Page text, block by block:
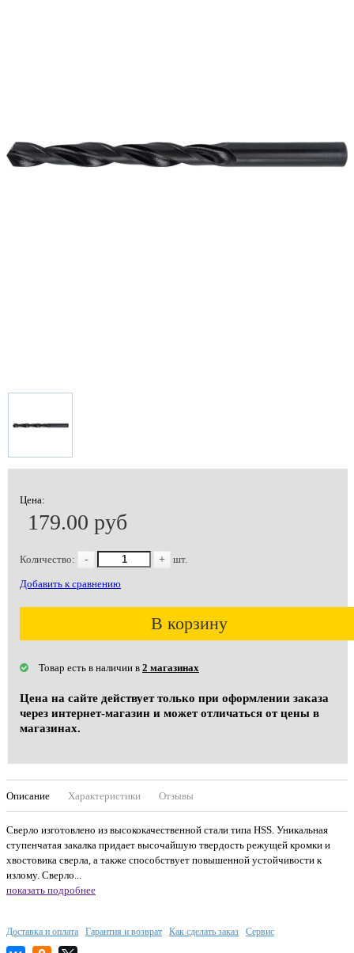
Цена:
179.00 руб
Количество: - + шт.
Добавить к сравнению
В корзину
Товар есть в наличии в 2 магазинах
Цена на сайте действует только при оформлении заказа
через интернет-магазин и может отличаться от цены в
магазинах.
Описание Характеристики Отзывы
Сверло изготовлено из высококачественной стали типа HSS. Уникальная
ступенчатая закалка придает высочайшую твердость режущей кромки и
хвостовика сверла, а также способствует повышенной устойчивости к
излому. Сверло...
показать подробнее
Доставка и оплата Гарантия и возврат Как сделать заказ Сервис